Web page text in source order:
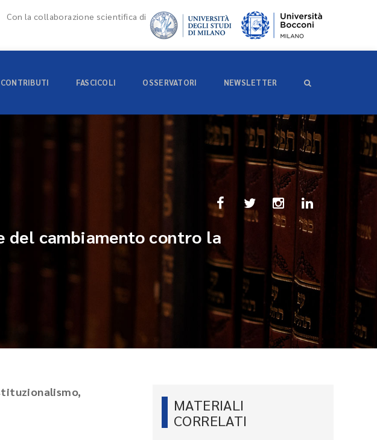
Con la collaborazione scientifica di
CONTRIBUTI FASCICOLI OSSERVATORI NEWSLETTER
del cambiamento contro la
MATERIALI
CORRELATI